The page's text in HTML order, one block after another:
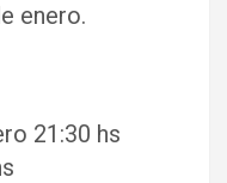
enero.
21:30 hs